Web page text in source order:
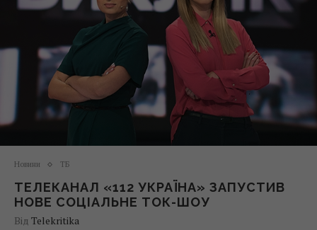
Новини ТБ
ТЕЛЕКАНАЛ «112 УКРАЇНА» ЗАПУСТИВ
НОВЕ СОЦІАЛЬНЕ ТОК-ШОУ
Від Telekritika